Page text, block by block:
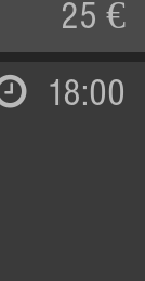
25 €
18:00